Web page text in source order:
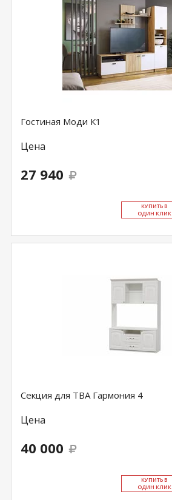
Гостиная Моди К1
Цена
27 940
КУ­ПИТЬ В
ОДИН КЛИК
Секция для ТВА Гармония 4
Цена
40 000
КУ­ПИТЬ В
ОДИН КЛИК